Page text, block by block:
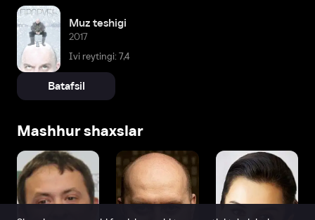
Muz teshigi
2017
Ivi reytingi: 7,4
Batafsil
Mashhur shaxslar